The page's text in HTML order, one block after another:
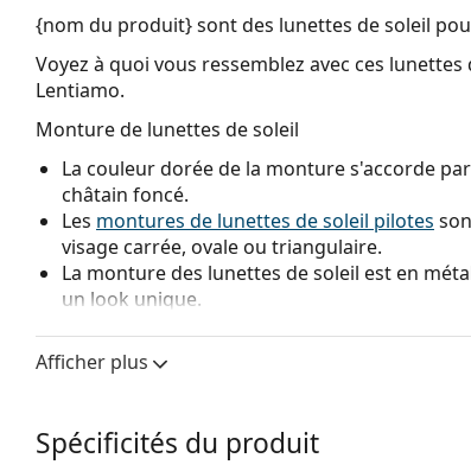
{nom du produit}sont des lunettes de soleil
Voyez à quoi vous ressemblez avec ces
Lentiamo.
Monture de lunettes de soleil
La couleur dorée de la monture s'accorde
châtain foncé.
Les montures de lunettes de soleil pilotes
visage carrée, ovale ou triangulaire.
La monture des lunettes de soleil est en
un look unique.
lunettes de soleil. Les plaquettes de nez
confort de port. L'ajustement des plaquettes
Verre de lunettes de soleil
Afficher plus
Spécificités du produit